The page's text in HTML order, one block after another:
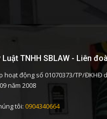
Luật TNHH SBLAW - Liên
hoạt động số 01070373/TP/ĐKHĐ
năm 2008
tôi: 0904340664